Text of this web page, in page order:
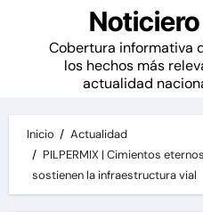
Cobertura informativa
los hechos más
actualidad
Inicio
Actualidad
PILPERMIX | Cimientos
sostienen la infraestructura vial